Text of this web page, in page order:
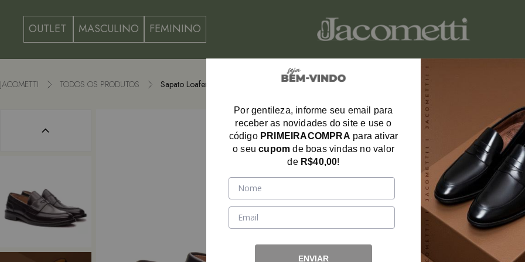
OUTLET MASCULINO FEMININO
JACOMETTI TODOS OS PRODUTOS Sapato Loafer Masculino Ancona Café
Sapato
R$
em 6x de
R$ 702,91
Ref.:
Por gentileza, informe seu email para
receber as novidades do site e use o
código PRIMEIRACOMPRA para ativar
o seucupomde boas vindas no valor
de R$40,00!
ENVIAR